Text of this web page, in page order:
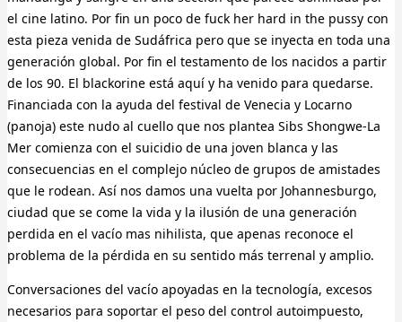
el cine latino. Por fin un poco de fuck her hard in the pussy con
esta pieza venida de Sudáfrica pero que se inyecta en toda una
generación global. Por fin el testamento de los nacidos a partir
de los 90. El blackorine está aquí y ha venido para quedarse.
Financiada con la ayuda del festival de Venecia y Locarno
(panoja) este nudo al cuello que nos plantea Sibs Shongwe-La
Mer comienza con el suicidio de una joven blanca y las
consecuencias en el complejo núcleo de grupos de amistades
que le rodean. Así nos damos una vuelta por Johannesburgo,
ciudad que se come la vida y la ilusión de una generación
perdida en el vacío mas nihilista, que apenas reconoce el
problema de la pérdida en su sentido más terrenal y amplio.
Conversaciones del vacío apoyadas en la tecnología, excesos
necesarios para soportar el peso del control autoimpuesto,